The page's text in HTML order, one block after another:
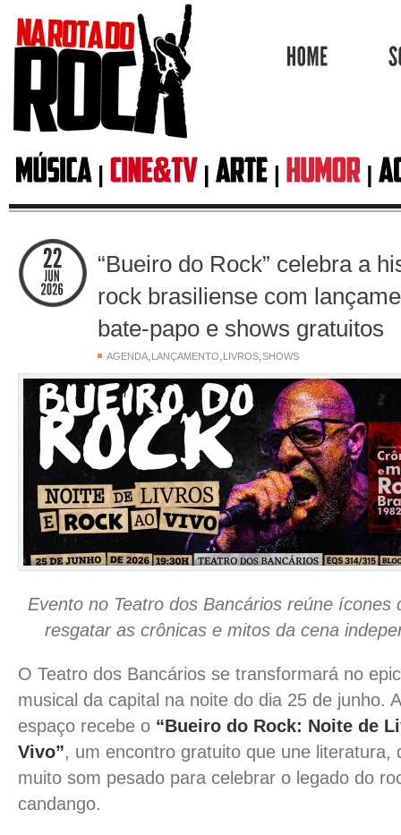
“Bueiro do Rock” celebra a
rock brasiliense com
bate-papo e shows gratuitos
AGENDA,LANÇAMENTO,LIVROS,SHOWS
Evento no Teatro dos Bancários reúne ícones
resgatar as crônicas e mitos da cena
O Teatro dos Bancários se transformará no
musical da capital na noite do dia 25 de junho.
espaço recebe o “Bueiro do Rock: Noite de
Vivo”, um encontro gratuito que une literatura,
muito som pesado para celebrar o legado do
candango.